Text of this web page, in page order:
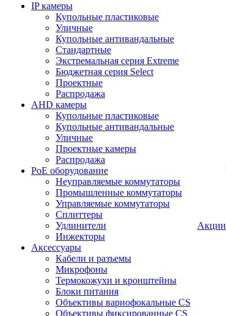
IP камеры
Купольные пластиковые
Уличные
Купольные антивандальные
Стандартные
Экстремальная серия Extreme
Бюджетная серия Select
Проектные
Распродажа
AHD камеры
Купольные пластиковые
Купольные антивандальные
Уличные
Проектные камеры
Распродажа
PoE оборудование
Неуправляемые коммутаторы
Промышленные коммутаторы
Управляемые коммутаторы
Сплиттеры
Удлинители
Инжекторы
Аксессуары
Кабели и разъемы
Микрофоны
Термокожухи и кронштейны
Блоки питания
Объективы вариофокальные CS
Объективы фиксированные CS
Акции